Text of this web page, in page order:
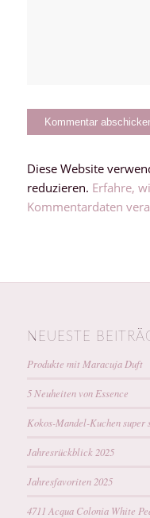
Diese Website
reduzieren. Erfahre,
Kommentardaten
NEUESTE
Produkte mit Maracuja Duft
5 Neuheiten von Essence
Kokos-Mandel-Kuchen super
Jahresrückblick 2025
Jahresfavoriten 2025
4711 Acqua Colonia White